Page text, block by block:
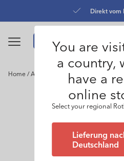
Inhalt
Home/Archivbox Dokumentenorganizer
You are
a country,
have a
online
Select your regional
Lieferung
Deutschland